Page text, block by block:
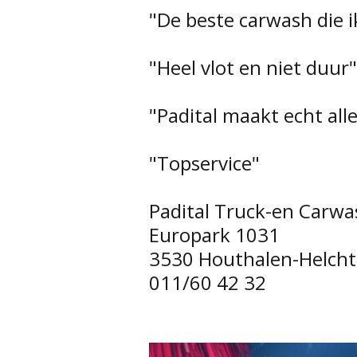
"De beste carwash die
"Heel vlot en niet duur"
"Padital maakt echt
"Topservice"
Padital Truck-en
Europark 1031
3530 Houthalen-
011/60 42 32